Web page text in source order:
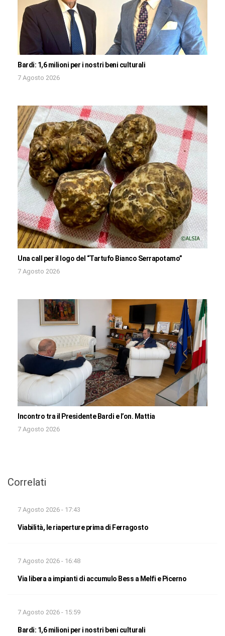
Bardi: 1,6 milioni per i nostri beni culturali
7 Agosto 2026
Una call per il logo del “Tartufo Bianco Serrapotamo”
7 Agosto 2026
Incontro tra il Presidente Bardi e l’on. Mattia
7 Agosto 2026
Correlati
7 Agosto 2026 - 17:43
Viabilità, le riaperture prima di Ferragosto
7 Agosto 2026 - 16:48
Via libera a impianti di accumulo Bess a Melfi e Picerno
7 Agosto 2026 - 15:59
Bardi: 1,6 milioni per i nostri beni culturali